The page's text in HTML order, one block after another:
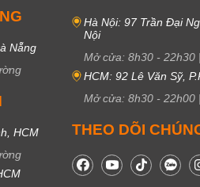
Nẵng
HCM
Hà Nội: 97 Trần Đại
Nội
Mở cửa: 8h30 - 22h30 |
HCM: 92 Lê Văn Sỹ,
Mở cửa: 8h30 - 22h00 |
THEO DÕI